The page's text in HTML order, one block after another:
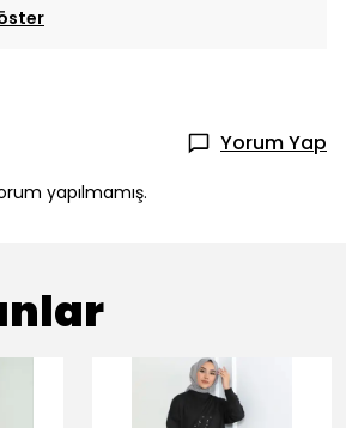
Yorum Yap
yapılmamış.